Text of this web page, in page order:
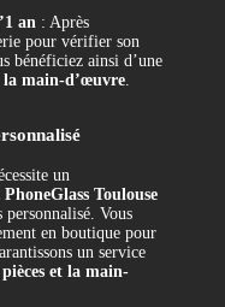
an : Après
pour vérifier son
bénéficiez ainsi d’une
la main-d’œuvre.
un
PhoneGlass Toulouse
Vous
en boutique pour
un service
et la main-